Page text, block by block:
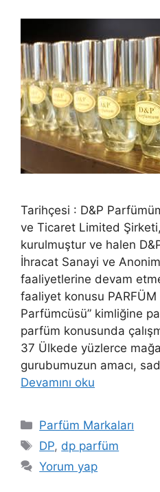
Tarihçesi : D&P
ve Ticaret Limited
kurulmuştur ve halen
İhracat Sanayi ve
faaliyetlerine devam
faaliyet konusu PARFÜM
Parfümcüsü” kimliğine
parfüm konusunda
37 Ülkede yüzlerce
gurubumuzun amacı,
Devamını oku
Kategoriler
Parfüm Markaları
Etiketler
DP, dp parfüm
Yorum yap